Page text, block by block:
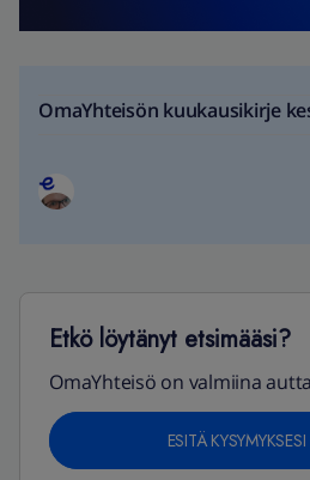
OmaYhteisön kuukausikirje
Etkö löytänyt etsimääsi?
OmaYhteisö on valmiina
ESITÄ